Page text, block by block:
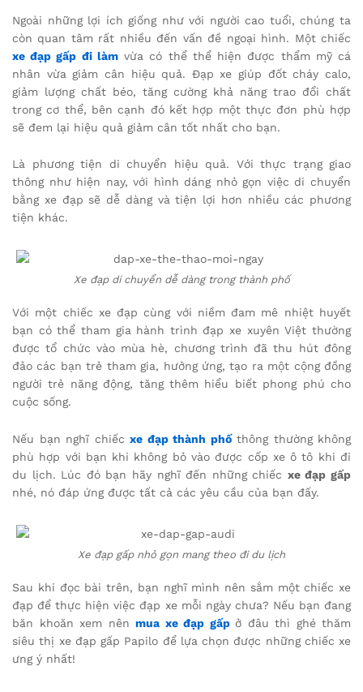
Ngoài những lợi ích giống như với người cao tuổi, chúng ta
còn quan tâm rất nhiều đến vấn đề ngoại hình. Một chiếc
xe đạp gấp đi làmvừa có thể thể hiện được thẩm mỹ cá
nhân vừa giảm cân hiệu quả. Đạp xe giúp đốt cháy calo,
giảm lượng chất béo, tăng cường khả năng trao đổi chất
trong cơ thể, bên cạnh đó kết hợp một thực đơn phù hợp
sẽ đem lại hiệu quả giảm cân tốt nhất cho bạn.
Là phương tiện di chuyển hiệu quả. Với thực trạng giao
thông như hiện nay, với hình dáng nhỏ gọn việc di chuyển
bằng xe đạp sẽ dễ dàng và tiện lợi hơn nhiều các phương
tiện khác.
Xe đạp di chuyển dễ dàng trong thành phố
Với một chiếc xe đạp cùng với niềm đam mê nhiệt huyết
bạn có thể tham gia hành trình đạp xe xuyên Việt thường
được tổ chức vào mùa hè, chương trình đã thu hút đông
đảo các bạn trẻ tham gia, hưởng ứng, tạo ra một cộng đồng
người trẻ năng động, tăng thêm hiểu biết phong phú cho
cuộc sống.
Nếu bạn nghĩ chiếc xe đạp thành phốthông thường không
phù hợp với bạn khi không bỏ vào được cốp xe ô tô khi đi
du lịch. Lúc đó bạn hãy nghĩ đến những chiếc xe đạp gấp
nhé, nó đáp ứng được tất cả các yêu cầu của bạn đấy.
Xe đạp gấp nhỏ gọn mang theo đi du lịch
Sau khi đọc bài trên, bạn nghĩ mình nên sắm một chiếc xe
đạp để thực hiện việc đạp xe mỗi ngày chưa? Nếu bạn đang
băn khoăn xem nên mua xe đạp gấp ở đâu thì ghé thăm
siêu thị xe đạp gấp Papilo để lựa chọn được những chiếc xe
ưng ý nhất!